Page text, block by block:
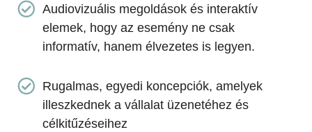
Audiovizuális megoldások és interaktív
elemek, hogy az esemény ne csak
informatív, hanem élvezetes is legyen.
Rugalmas, egyedi koncepciók, amelyek
illeszkednek a vállalat üzenetéhez és
célkitűzéseihez